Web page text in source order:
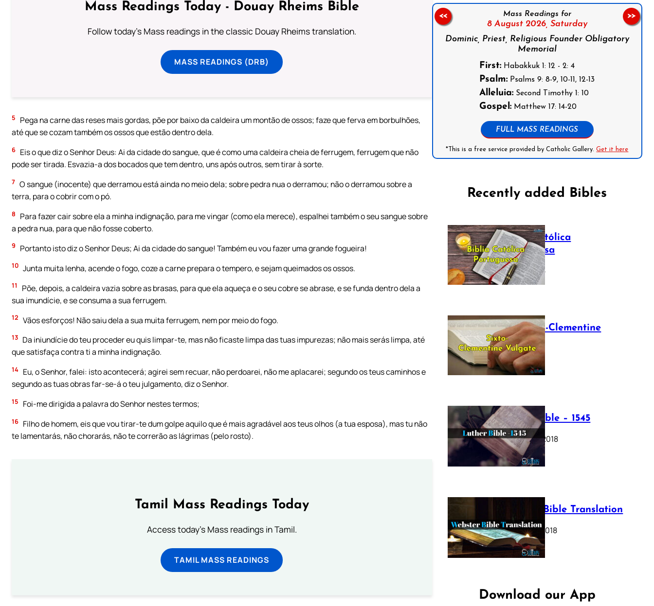
Mass Readings Today - Douay Rheims Bible
Follow today's Mass readings in the classic Douay Rheims translation.
MASS READINGS (DRB)
5
Pega na carne das reses mais gordas, põe por baixo da caldeira um montão de ossos; faze que ferva em borbulhões,
até que se cozam também os ossos que estão dentro dela.
6 Eis o que diz o Senhor Deus: Ai da cidade do sangue, que é como uma caldeira cheia de ferrugem, ferrugem que não
pode ser tirada. Esvazia-a dos bocados que tem dentro, uns após outros, sem tirar à sorte.
7 O sangue (inocente) que derramou está ainda no meio dela; sobre pedra nua o derramou; não o derramou sobre a
terra, para o cobrir com o pó.
8
Para fazer cair sobre ela a minha indignação, para me vingar (como ela merece), espalhei também o seu sangue sobre
a pedra nua, para que não fosse coberto.
9 Portanto isto diz o Senhor Deus; Ai da cidade do sangue! Também eu vou fazer uma grande fogueira!
10 Junta muita lenha, acende o fogo, coze a carne prepara o tempero, e sejam queimados os ossos.
11
Põe, depois, a caldeira vazia sobre as brasas, para que ela aqueça e o seu cobre se abrase, e se funda dentro dela a
sua imundície, e se consuma a sua ferrugem.
12 Vãos esforços! Não saiu dela a sua muita ferrugem, nem por meio do fogo.
13 Da iniundície do teu proceder eu quis limpar-te, mas não ficaste limpa das tuas impurezas; não mais serás limpa, até
que satisfaça contra ti a minha indignação.
14 Eu, o Senhor, falei: isto acontecerá; agirei sem recuar, não perdoarei, não me aplacarei; segundo os teus caminhos e
segundo as tuas obras far-se-á o teu julgamento, diz o Senhor.
15 Foi-me dirigida a palavra do Senhor nestes termos;
16 Filho de homem, eis que vou tirar-te dum golpe aquilo que é mais agradável aos teus olhos (a tua esposa), mas tu não
te lamentarás, não chorarás, não te correrão as lágrimas (pelo rosto).
Tamil Mass Readings Today
Access today's Mass readings in Tamil.
TAMIL MASS READINGS
Mass Readings for
8 August 2026, Saturday
Dominic, Priest, Religious Founder Obligatory
Memorial
First: Habakkuk 1: 12 - 2: 4
Psalm: Psalms 9: 8-9, 10-11, 12-13
Alleluia: Second Timothy 1: 10
Gospel: Matthew 17: 14-20
FULL MASS READINGS
*This is a free service provided by Catholic Gallery.Get it here
<< >>
Recently added Bibles
Bíblia Católica
Portuguesa
July 16, 2025
The Sixto-Clementine
Vulgate
July 12, 2025
Luther Bible – 1545
October 17, 2018
Webster Bible Translation
October 11, 2018
Download our App